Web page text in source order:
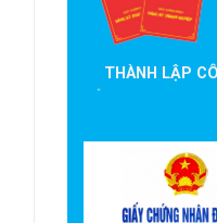
THÀNH LẬP